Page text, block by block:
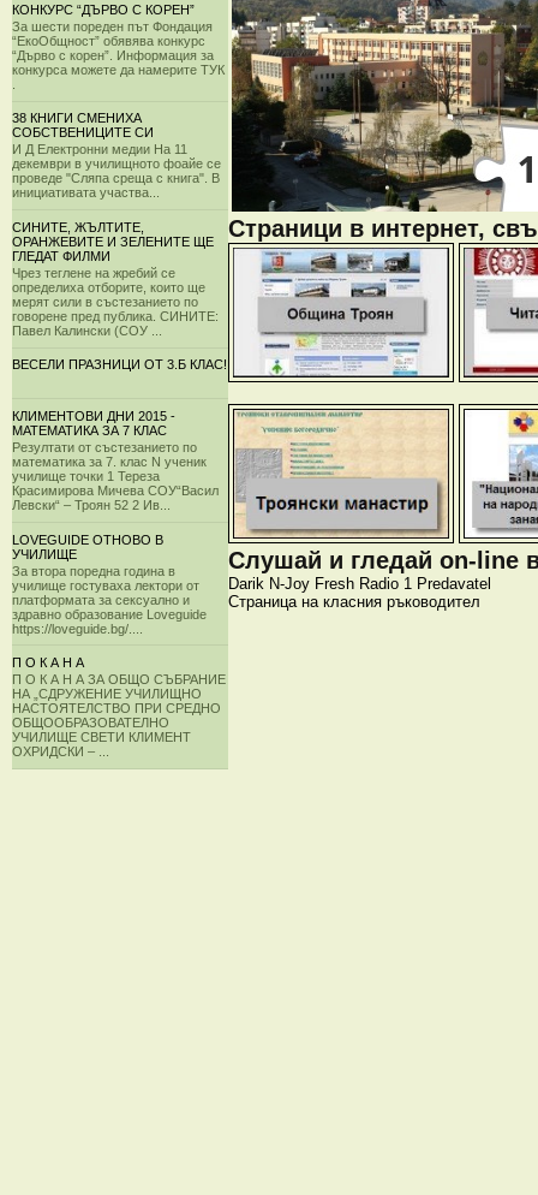
КОНКУРС “ДЪРВО С КОРЕН”
За шести пореден път Фондация
“ЕкоОбщност” обявява конкурс
“Дърво с корен”. Информация за
конкурса можете да намерите ТУК
38 КНИГИ СМЕНИХА
СОБСТВЕНИЦИТЕ СИ
И Д Електронни медии На 11
декември в училищното фоайе се
проведе "Сляпа среща с книга". В
инициативата участва...
СИНИТЕ, ЖЪЛТИТЕ,
ОРАНЖЕВИТЕ И ЗЕЛЕНИТЕ ЩЕ
ГЛЕДАТ ФИЛМИ
Чрез теглене на жребий се
определиха отборите, които ще
мерят сили в състезанието по
говорене пред публика. СИНИТЕ:
Павел Калински (СОУ ...
ВЕСЕЛИ ПРАЗНИЦИ ОТ 3.Б КЛАС!
КЛИМЕНТОВИ ДНИ 2015 -
МАТЕМАТИКА ЗА 7 КЛАС
Резултати от състезанието по
математика за 7. клас N ученик
училище точки 1 Тереза
Красимирова Мичева СОУ“Васил
Левски“ – Троян 52 2 Ив...
LOVEGUIDE ОТНОВО В
УЧИЛИЩЕ
За втора поредна година в
училище гостуваха лектори от
платформата за сексуално и
здравно образование Loveguide
https://loveguide.bg/....
П О К А Н А
П О К А Н А ЗА ОБЩО СЪБРАНИЕ
НА „СДРУЖЕНИЕ УЧИЛИЩНО
НАСТОЯТЕЛСТВО ПРИ СРЕДНО
ОБЩООБРАЗОВАТЕЛНО
УЧИЛИЩЕ СВЕТИ КЛИМЕНТ
ОХРИДСКИ – ...
Страници в интернет,
Слушай и гледай on-line
Darik N-Joy Fresh Radio 1 Predavatel
Страница на класния ръководител